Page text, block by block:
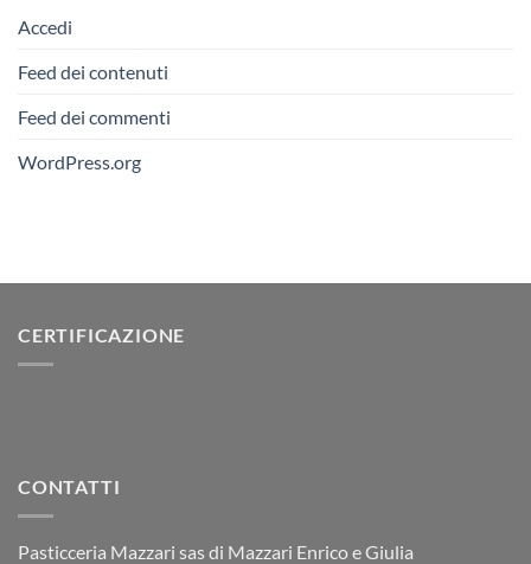
Accedi
Feed dei contenuti
Feed dei commenti
WordPress.org
CERTIFICAZIONE
CONTATTI
Pasticceria Mazzari sas di Mazzari Enrico e Giulia